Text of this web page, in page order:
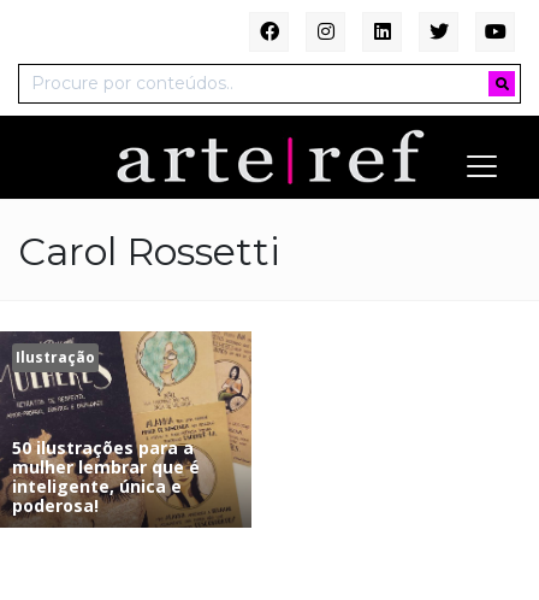
Carol Rossetti
Ilustração
50 ilustrações para a
mulher lembrar que é
inteligente, única e
poderosa!